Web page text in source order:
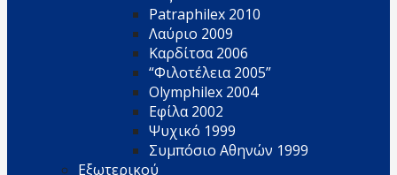
Patraphilex 2010
Λαύριο 2009
Καρδίτσα 2006
“Φιλοτέλεια 2005”
Olymphilex 2004
Εφίλα 2002
Ψυχικό 1999
Συμπόσιο Αθηνών 1999
Εξωτερικού